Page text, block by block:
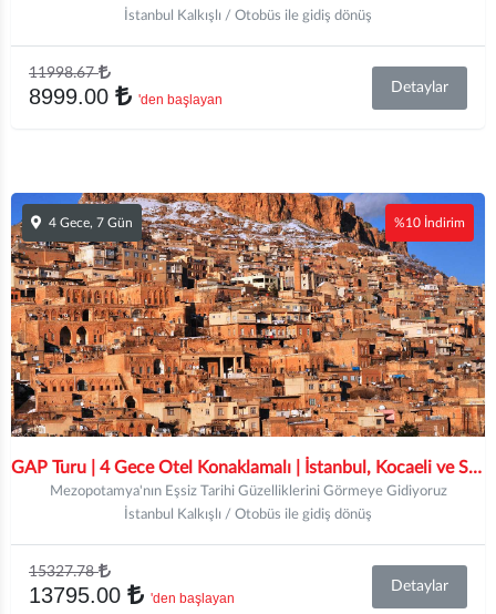
İstanbul Kalkışlı / Otobüs ile gidiş dönüş
11998.67
8999.00 'den başlayan
Detaylar
4 Gece, 7 Gün %10 İndirim
GAP Turu | 4 Gece Otel Konaklamalı | İstanbul, Kocaeli ve Sakarya Hareketli
Mezopotamya'nın Eşsiz Tarihi Güzelliklerini Görmeye Gidiyoruz
İstanbul Kalkışlı / Otobüs ile gidiş dönüş
15327.78
13795.00 'den başlayan
Detaylar